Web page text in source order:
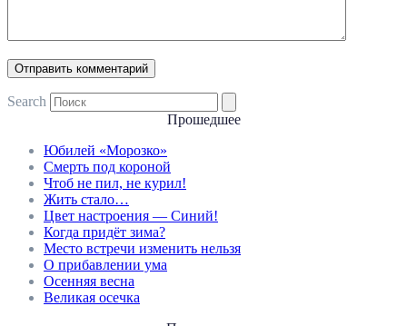
Search
Прошедшее
Юбилей «Морозко»
Смерть под короной
Чтоб не пил, не курил!
Жить стало…
Цвет настроения — Синий!
Когда придёт зима?
Место встречи изменить нельзя
О прибавлении ума
Осенняя весна
Великая осечка